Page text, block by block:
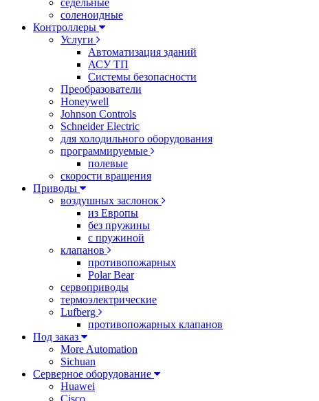
седельные
соленоидные
Контроллеры
Услуги
Автоматизация зданий
АСУ ТП
Системы безопасности
Преобразователи
Honeywell
Johnson Controls
Schneider Electric
для холодильного оборудования
программируемые
полевые
скорости вращения
Приводы
воздушных заслонок
из Европы
без пружины
с пружиной
клапанов
противопожарных
Polar Bear
сервоприводы
термоэлектрические
Lufberg
противопожарных клапанов
Под заказ
More Automation
Sichuan
Серверное оборудование
Huawei
Cisco